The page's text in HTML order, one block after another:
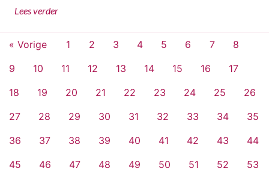
Lees verder
« Vorige 1 2 3 4 5 6 7
8
9
10 11 12 13 14 15 16
17
18
19 20 21 22 23 24 25
26
27
28 29 30 31 32 33 34
35
36
37 38 39 40 41 42 43
44
45
46 47 48 49 50 51 52 53